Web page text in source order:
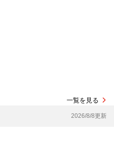
一覧を見る
2026/8/8更新